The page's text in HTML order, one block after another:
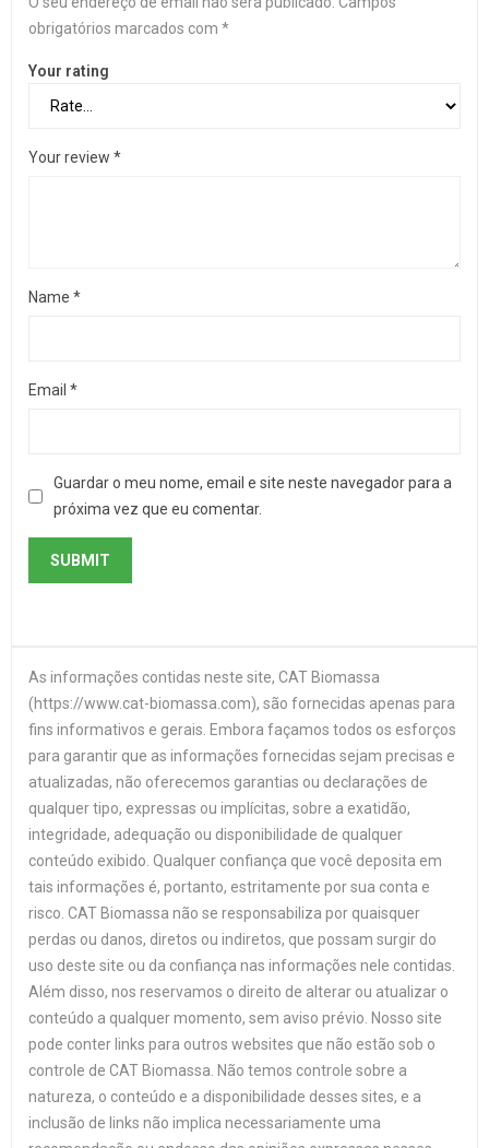
obrigatórios marcados com *
Your rating
Your review *
Name *
Email *
Guardar o meu nome, email e site neste navegador para a
próxima vez que eu comentar.
As informações contidas neste site, CAT Biomassa
(https://www.cat-biomassa.com), são fornecidas apenas para
fins informativos e gerais. Embora façamos todos os esforços
para garantir que as informações fornecidas sejam precisas e
atualizadas, não oferecemos garantias ou declarações de
qualquer tipo, expressas ou implícitas, sobre a exatidão,
integridade, adequação ou disponibilidade de qualquer
conteúdo exibido. Qualquer confiança que você deposita em
tais informações é, portanto, estritamente por sua conta e
risco. CAT Biomassa não se responsabiliza por quaisquer
perdas ou danos, diretos ou indiretos, que possam surgir do
uso deste site ou da confiança nas informações nele contidas.
Além disso, nos reservamos o direito de alterar ou atualizar o
conteúdo a qualquer momento, sem aviso prévio. Nosso site
pode conter links para outros websites que não estão sob o
controle de CAT Biomassa. Não temos controle sobre a
natureza, o conteúdo e a disponibilidade desses sites, e a
inclusão de links não implica necessariamente uma